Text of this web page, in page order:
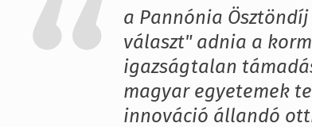
a Pannónia
választ" adnia a
igazságtalan
magyar egyetemek
innováció állandó